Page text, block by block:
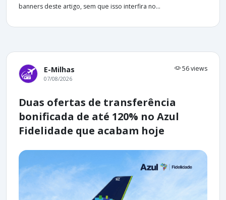
banners deste artigo, sem que isso interfira no...
E-Milhas 56 views
07/08/2026
Duas ofertas de transferência
bonificada de até 120% no Azul
Fidelidade que acabam hoje